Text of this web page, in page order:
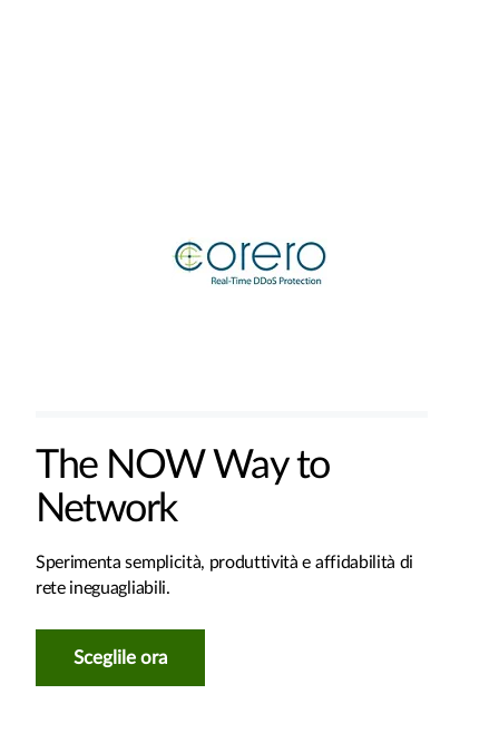
The NOW Way to
Network
Sperimenta semplicità, produttività e affidabilità di
rete ineguagliabili.
Sceglile ora